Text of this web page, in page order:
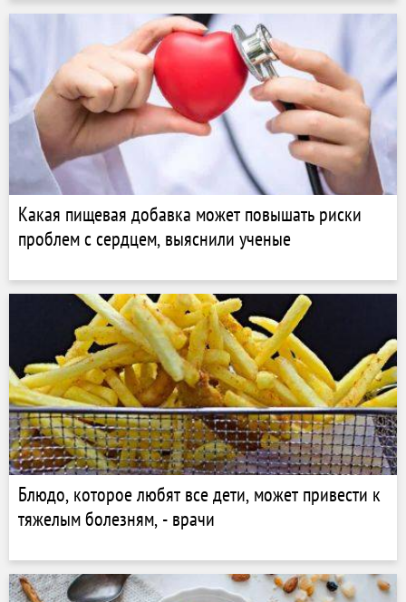
Какая пищевая добавка может повышать риски
проблем с сердцем, выяснили ученые
Блюдо, которое любят все дети, может привести к
тяжелым болезням, - врачи